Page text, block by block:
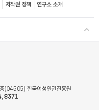
저작권 정책 연구소 소개
(04505) 한국여성인권진흥원
8371